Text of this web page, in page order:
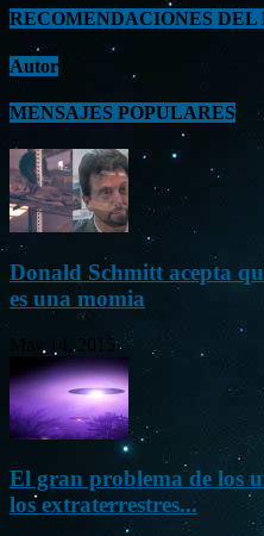
RECOMENDACIONES DEL
Autor
MENSAJES POPULARES
Donald Schmitt acepta
es una momia
May 14, 2015
El gran problema de los
los extraterrestres...